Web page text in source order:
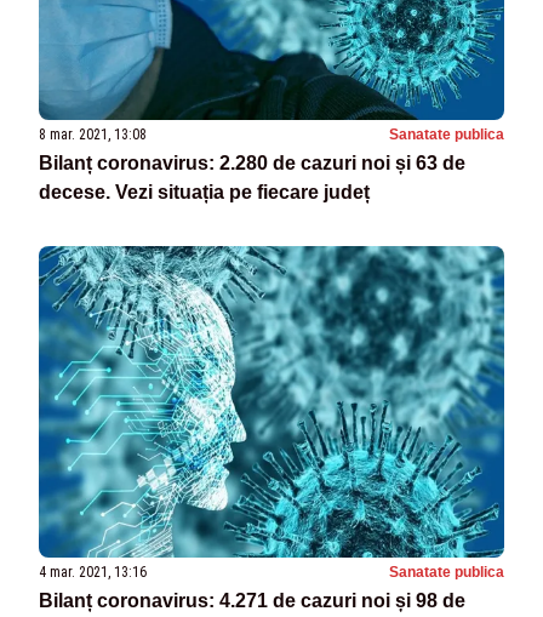
8 mar. 2021, 13:08 Sanatate publica
Bilanț coronavirus: 2.280 de cazuri noi și 63 de
decese. Vezi situația pe fiecare județ
4 mar. 2021, 13:16 Sanatate publica
Bilanț coronavirus: 4.271 de cazuri noi și 98 de